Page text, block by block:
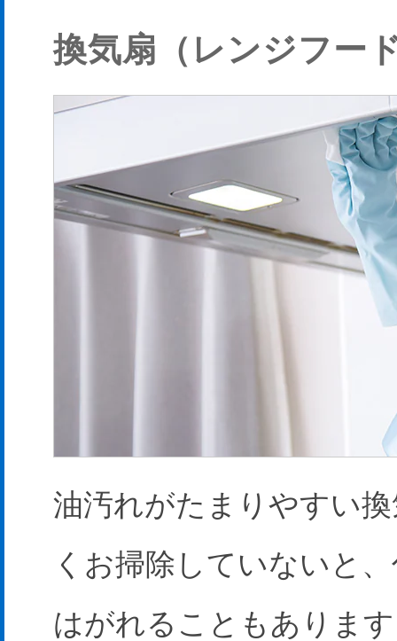
換気扇（レンジフー
油汚れがたまりやすい
くお掃除していないと
はがれることもありま